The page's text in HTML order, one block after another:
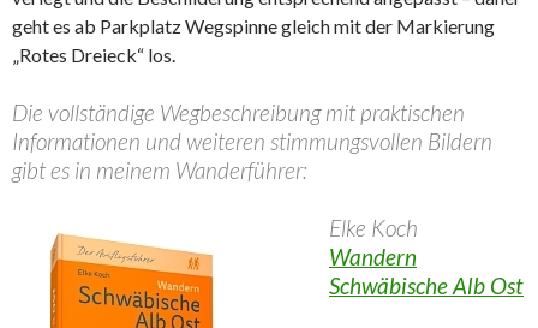
geht es ab Parkplatz Wegspinne gleich mit der Markierung
„Rotes Dreieck“ los.
Die vollständige Wegbeschreibung mit praktischen
Informationen und weiteren stimmungsvollen Bildern
gibt es in meinem Wanderführer:
Elke Koch
Wandern
Schwäbische Alb Ost